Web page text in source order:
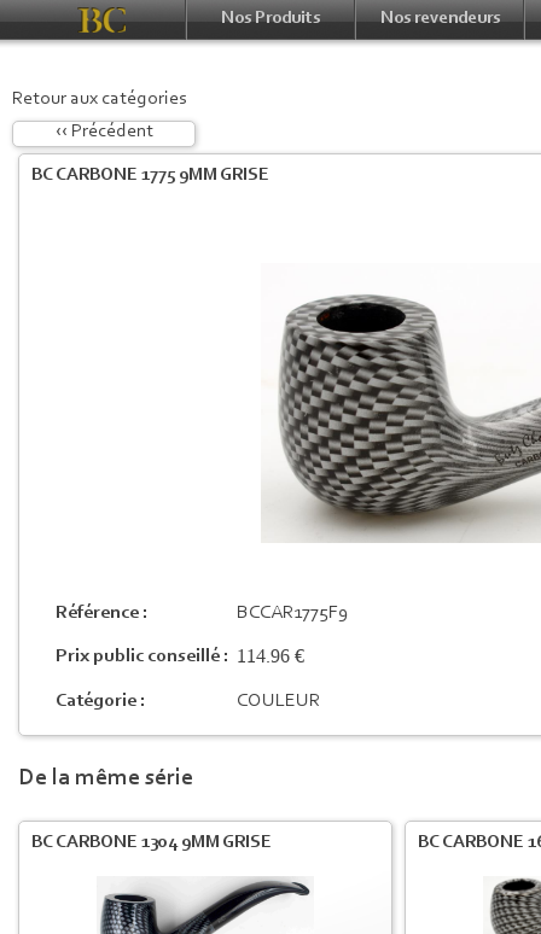
Nos Produits Nos revendeurs
Retour aux catégories
‹‹ Précédent
BC CARBONE 1775 9MM GRISE
Référence : BCCAR1775F9
Prix public conseillé : 114.96 €
Catégorie : COULEUR
De la même série
BC CARBONE 1304 9MM GRISE BC CARBONE